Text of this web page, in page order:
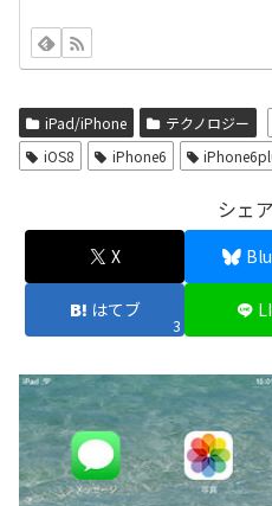
iPad/iPhone テクノロジー
iOS8
iPhone6
シェ
X
はてブ
3